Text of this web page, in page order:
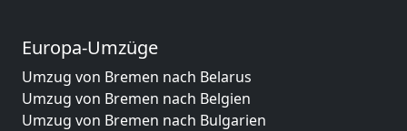
Europa-Umzüge
Umzug von Bremen nach Belarus
Umzug von Bremen nach Belgien
Umzug von Bremen nach Bulgarien